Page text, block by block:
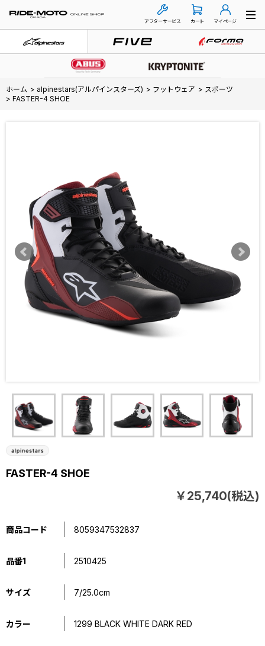
アフターサービス カート マイページ
ホーム > alpinestars(アルパインスターズ) > フットウェア > スポーツ
> FASTER-4 SHOE
FASTER-4 SHOE
￥25,740(税込)
商品コード 8059347532837
品番1 2510425
サイズ 7/25.0cm
カラー 1299 BLACK WHITE DARK RED